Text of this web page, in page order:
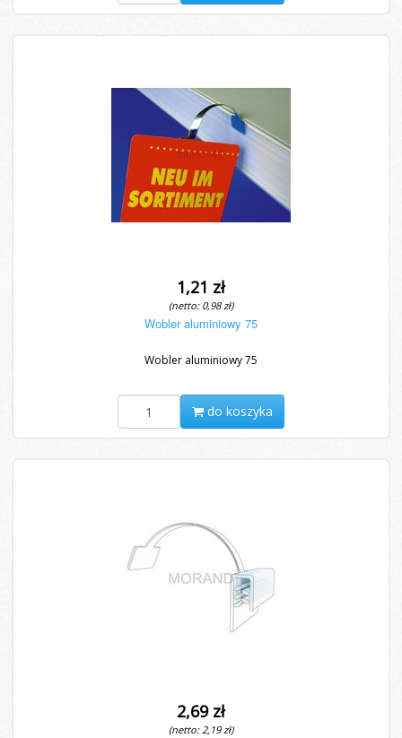
1,21 zł
(netto: 0,98 zł)
Wobler aluminiowy 75
Wobler aluminiowy 75
do koszyka
2,69 zł
(netto: 2,19 zł)